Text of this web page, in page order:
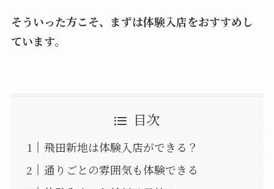
そういった方こそ、まずは体験入店をおすすめし
ています。
目次
飛田新地は体験入店ができる？
通りごとの雰囲気も体験できる